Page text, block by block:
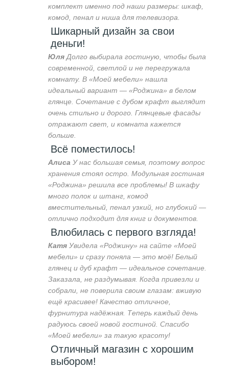
комплект именно под наши размеры: шкаф,
комод, пенал и ниша для телевизора.
Шикарный дизайн за свои
деньги!
Юля Долго выбирала гостиную, чтобы была
современной, светлой и не перегружала
комнату. В «Моей мебели» нашла
идеальный вариант — «Роджина» в белом
глянце. Сочетание с дубом крафт выглядит
очень стильно и дорого. Глянцевые фасады
отражают свет, и комната кажется
больше.
Всё поместилось!
Алиса У нас большая семья, поэтому вопрос
хранения стоял остро. Модульная гостиная
«Роджина» решила все проблемы! В шкафу
много полок и штанг, комод
вместительный, пенал узкий, но глубокий —
отлично подходит для книг и документов.
Влюбилась с первого взгляда!
Катя Увидела «Роджину» на сайте «Моей
мебели» и сразу поняла — это моё! Белый
глянец и дуб крафт — идеальное сочетание.
Заказала, не раздумывая. Когда привезли и
собрали, не поверила своим глазам: вживую
ещё красивее! Качество отличное,
фурнитура надёжная. Теперь каждый день
радуюсь своей новой гостиной. Спасибо
«Моей мебели» за такую красоту!
Отличный магазин с хорошим
выбором!